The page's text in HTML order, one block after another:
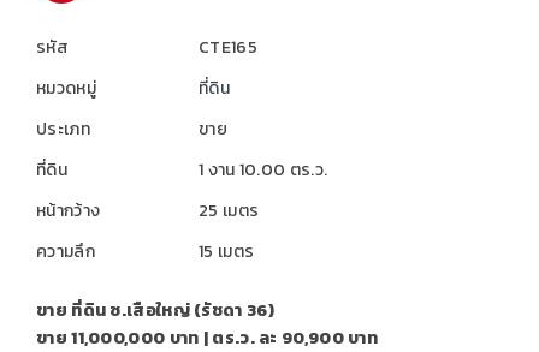
รหัส
CTE165
หมวดหมู่
ที่ดิน
ประเภท
ขาย
ที่ดิน
1 งาน 10.00 ตร.ว.
หน้ากว้าง
25 เมตร
ความลึก
15 เมตร
ขาย ที่ดิน ซ.เสือใหญ่ (รัชดา 36)
ขาย 11,000,000 บาท | ตร.ว. ละ 90,900 บาท